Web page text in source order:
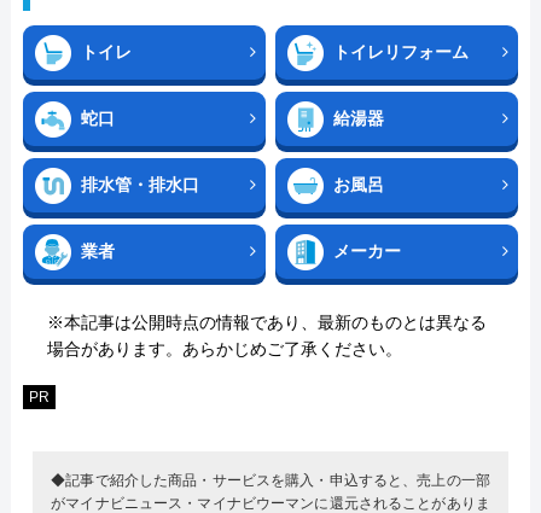
トイレ トイレリフォーム
蛇口 給湯器
排水管・排水口 お風呂
業者 メーカー
※本記事は公開時点の情報であり、最新のものとは異なる
場合があります。あらかじめご了承ください。
PR
◆記事で紹介した商品・サービスを購入・申込すると、売上の一部
がマイナビニュース・マイナビウーマンに還元されることがありま